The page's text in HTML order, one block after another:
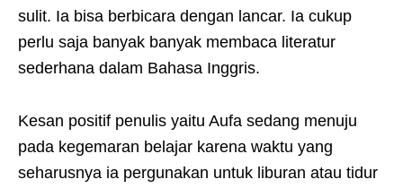
sulit. Ia bisa berbicara dengan lancar. Ia cukup
perlu saja banyak banyak membaca literatur
sederhana dalam Bahasa Inggris.
Kesan positif penulis yaitu Aufa sedang menuju
pada kegemaran belajar karena waktu yang
seharusnya ia pergunakan untuk liburan atau tidur